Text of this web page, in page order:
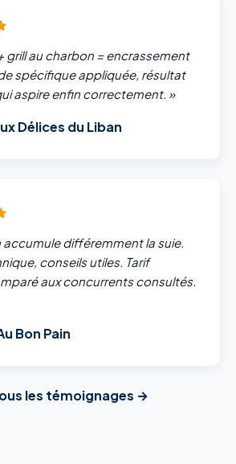
grill au charbon = encrassement
spécifique appliquée, résultat
aspire enfin correctement. »
Délices du Liban
accumule différemment la suie.
conseils utiles. Tarif
aux concurrents consultés.
Bon Pain
les témoignages →